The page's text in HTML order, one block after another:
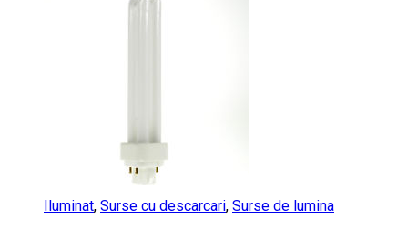
Iluminat, Surse cu descarcari, Surse de lumina